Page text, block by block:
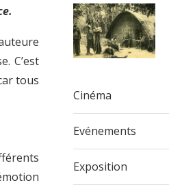
C’est
tous
Cinéma
Evénements
Exposition